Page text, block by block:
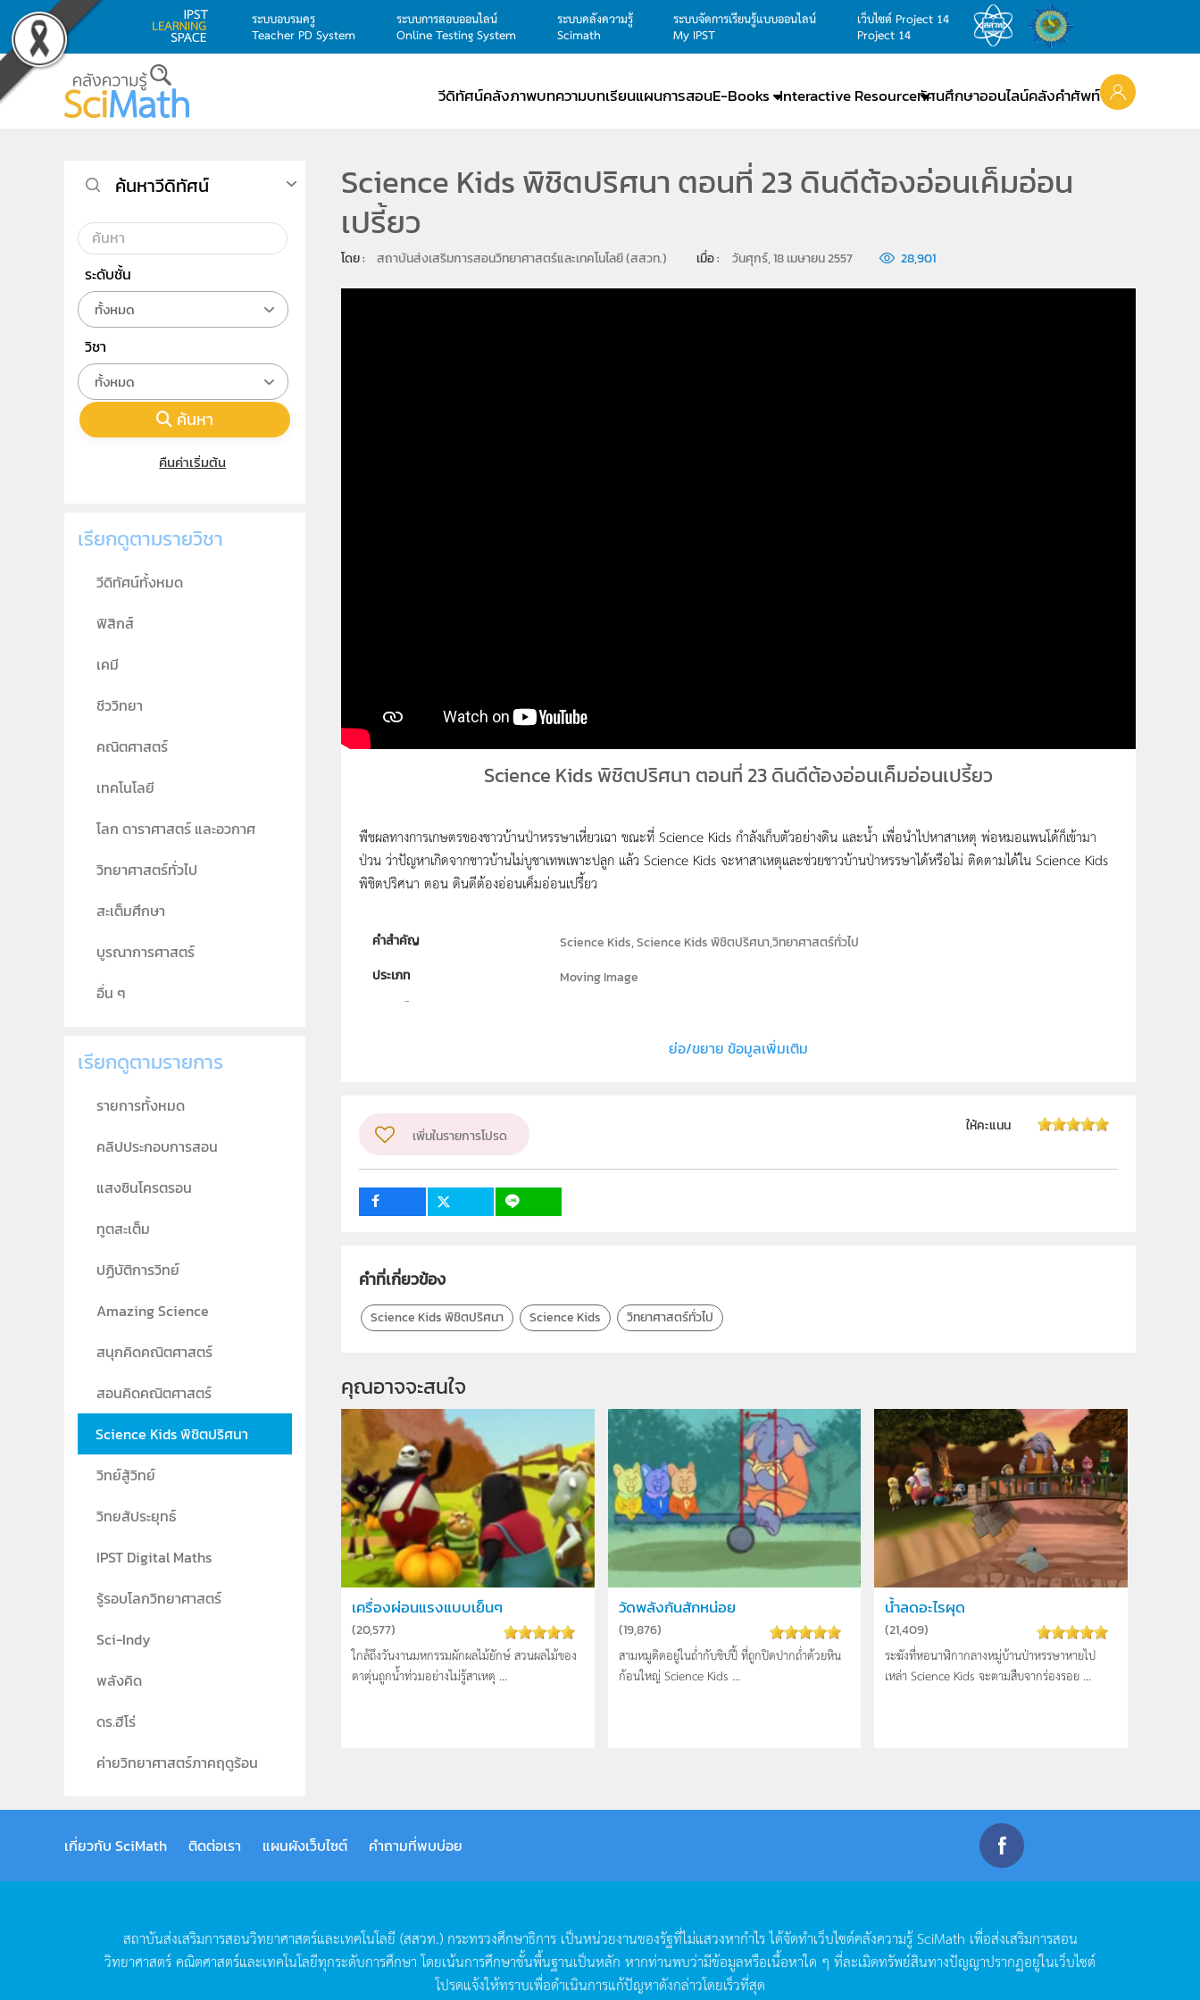
Skip to main content
ระบบอบรมครู
Teacher PD System
ระบบการสอบออนไลน์
Online Testing System
ระบบคลังความรู้
Scimath
ระบบจัดการเรียนรู้แบบออนไลน์
My IPST
เว็บไซต์ Project 14
Project 14
วีดิทัศน์คลังภาพบทความบทเรียนแผนการสอนE-Books Interactive Resourceทัศนศึกษาออนไลน์คลังคำศัพท์
Science Kids พิชิตปริศนา ตอนที่ 23 ดินดีต้องอ่อนเค็มอ่อน
เปรี้ยว
โดย : สถาบันส่งเสริมการสอนวิทยาศาสตร์และเทคโนโลยี (สสวท.) เมื่อ : วันศุกร์, 18 เมษายน 2557 28,901
Science Kids พิชิตปริศนา ตอนที่ 23 ดินดีต้องอ่อนเค็มอ่อนเปรี้ยว
พืชผลทางการเกษตรของชาวบ้านป่าหรรษาเหี่ยว­เฉา ขณะที่ Science Kids กำลังเก็บตัวอย่างดิน และน้ำ เพื่อนำไปหาสาเหตุ พ่อหมอแพนโด้ก็เข้ามา
ป่วน ว่าปัญหาเกิดจากชาวบ้านไม่บูชาเทพเพาะปลูก แล้ว Science Kids จะหาสาเหตุและช่วยชาวบ้านป่าหรรษาได้หรือไ­ม่ ติดตามได้ใน Science Kids
พิชิตปริศนา ตอน ดินดีต้องอ่อนเค็มอ่อนเปรี้ยว
คำสำคัญ
Science Kids, Science Kids พิชิตปริศนา,วิทยาศาสตร์ทั่วไป
ประเภท
Moving Image
สถาบันส่งเสริมการสอนวิทยาศาสตร์และเทคโนโลยี (สสวท.)
ย่อ/ขยาย ข้อมูลเพิ่มเติม
เพิ่มในรายการโปรด
ให้คะแนน
คำที่เกี่ยวข้อง
Science Kids พิชิตปริศนา Science Kids วิทยาศาสตร์ทั่วไป
คุณอาจจะสนใจ
เครื่องผ่อนแรงแบบเย็นๆ
(20,577)
ใกล้ถึงวันงานมหกรรมผักผลไม้ยักษ์ สวนผลไม้ของ
ตาตุ่นถูกน้ำท่วมอย่างไม่รู้สา­เหตุ ...
วัดพลังกันสักหน่อย
(19,876)
สามหมูติดอยู่ในถ่ำกับชิปปี้ ที่ถูกปิดปากถ่ำด้วยหิน
ก้อนใหญ่ Science Kids ...
น้ำลดอะไรผุด
(21,409)
ระฆังที่หอนาฬิกากลางหมู่บ้านป่าหรรษาหายไ­ป
เหล่า Science Kids จะตามสืบจากร่องรอย ...
ค้นหาวีดิทัศน์
ระดับชั้น
ทั้งหมด
วิชา
ทั้งหมด
ค้นหา
คืนค่าเริ่มต้น
เรียกดูตามรายวิชา
วีดิทัศน์ทั้งหมด
ฟิสิกส์
เคมี
ชีววิทยา
คณิตศาสตร์
เทคโนโลยี
โลก ดาราศาสตร์ และอวกาศ
วิทยาศาสตร์ทั่วไป
สะเต็มศึกษา
บูรณาการศาสตร์
อื่น ๆ
เรียกดูตามรายการ
รายการทั้งหมด
คลิปประกอบการสอน
แสงซินโครตรอน
ทูตสะเต็ม
ปฏิบัติการวิทย์
Amazing Science
สนุกคิดคณิตศาสตร์
สอนคิดคณิตศาสตร์
Science Kids พิชิตปริศนา
วิทย์สู้วิทย์
วิทยสัประยุทธ์
IPST Digital Maths
รู้รอบโลกวิทยาศาสตร์
Sci-Indy
พลังคิด
ดร.ฮีโร่
ค่ายวิทยาศาสตร์ภาคฤดูร้อน
เกี่ยวกับ SciMath ติดต่อเรา แผนผังเว็บไซต์ คำถามที่พบบ่อย
สถาบันส่งเสริมการสอนวิทยาศาสตร์และเทคโนโลยี (สสวท.) กระทรวงศึกษาธิการ เป็นหน่วยงานของรัฐที่ไม่แสวงหากำไรได้จัดทำเว็บไซต์คลังความรู้SciMath เพื่อส่งเสริมการสอน
วิทยาศาสตร์คณิตศาสตร์และเทคโนโลยีทุกระดับการศึกษา โดยเน้นการศึกษาขั้นพื้นฐานเป็นหลัก หากท่านพบว่ามีข้อมูลหรือเนื้อหาใด ๆ ที่ละเมิดทรัพย์สินทางปัญญาปรากฏอยู่ในเว็บไซต์
โปรดแจ้งให้ทราบเพื่อดำเนินการแก้ปัญหาดังกล่าวโดยเร็วที่สุด